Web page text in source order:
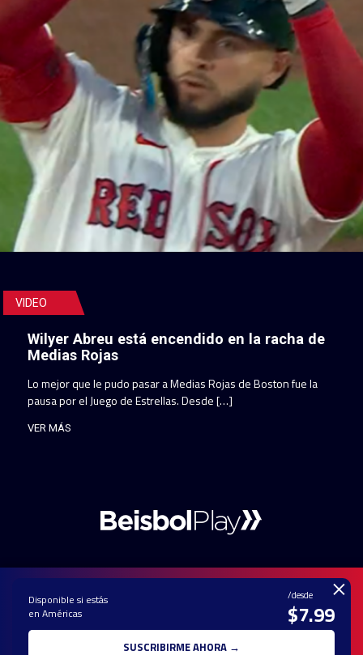
VIDEO
Wilyer Abreu está encendido en la racha de
Medias Rojas
Lo mejor que le pudo pasar a Medias Rojas de Boston fue la
pausa por el Juego de Estrellas. Desde […]
VER MÁS
PAUTA CON
TÉRMINOS Y
CONDICIONES
© 2025 TODOS LOS DERECHOS RESERVADOS - UNA MARCA REGISTRADA
Disponible si estás
en Américas
/desde
$7.99
SUSCRIBIRME AHORA →
×